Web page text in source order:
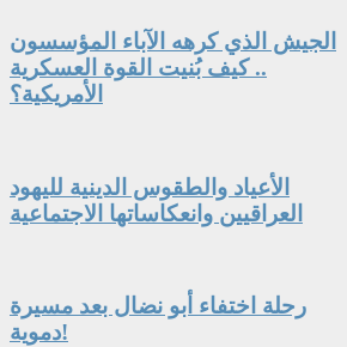
الجيش الذي كرهه الآباء المؤسسون
.. كيف بُنيت القوة العسكرية
الأمريكية؟
الأعياد والطقوس الدينية لليهود
العراقيين وانعكاساتها الاجتماعية
رحلة اختفاء أبو نضال بعد مسيرة
دموية!